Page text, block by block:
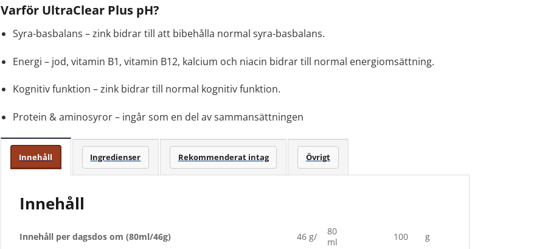
Varför UltraClear Plus pH?
Syra-basbalans – zink bidrar till att bibehålla normal syra-basbalans.
Energi – jod, vitamin B1, vitamin B12, kalcium och niacin bidrar till normal energiomsättning.
Kognitiv funktion – zink bidrar till normal kognitiv funktion.
Protein & aminosyror – ingår som en del av sammansättningen
Innehåll Ingredienser Rekommenderat intag Övrigt
Innehåll
Innehåll per dagsdos om (80ml/46g) 46 g/
80
ml
100 g